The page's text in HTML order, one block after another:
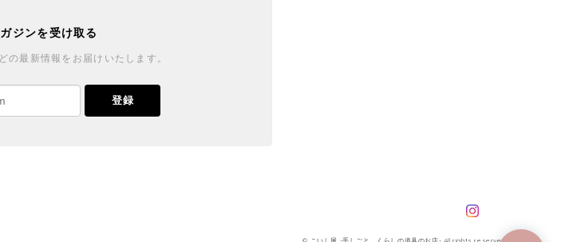
ジンを受け取る
の最新情報をお届けいたします。
登録
© こいし屋 -手しごと、くらしの道具のお店- All rights reserved.